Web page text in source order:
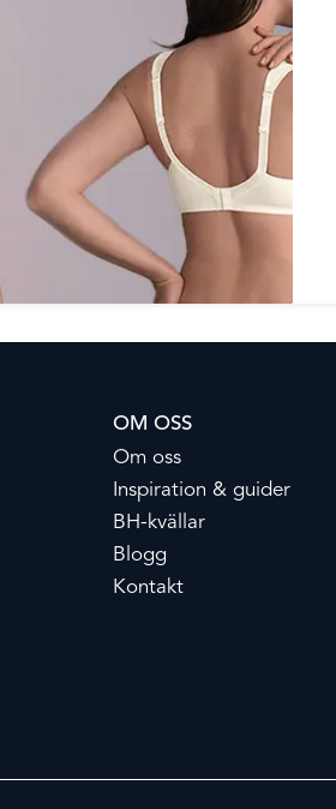
OM OSS
Om oss
Inspiration & guider
BH-kvällar
Blogg
Kontakt